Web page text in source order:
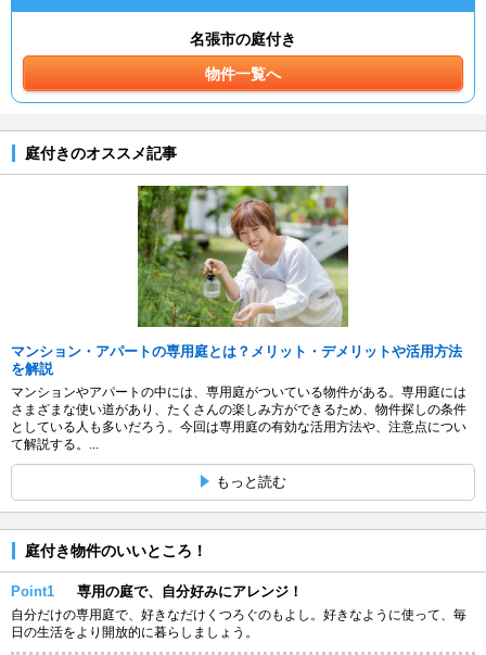
名張市の庭付き
物件一覧へ
庭付きのオススメ記事
マンション・アパートの専用庭とは？メリット・デメリットや活用方法
を解説
マンションやアパートの中には、専用庭がついている物件がある。専用庭には
さまざまな使い道があり、たくさんの楽しみ方ができるため、物件探しの条件
としている人も多いだろう。今回は専用庭の有効な活用方法や、注意点につい
て解説する。...
もっと読む
庭付き物件のいいところ！
Point1 専用の庭で、自分好みにアレンジ！
自分だけの専用庭で、好きなだけくつろぐのもよし。好きなように使って、毎
日の生活をより開放的に暮らしましょう。